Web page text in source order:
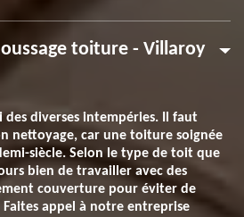
toiture - Villaroy
des diverses intempéries. Il faut
nettoyage, car une toiture soignée
siècle. Selon le type de toit que
bien de travailler avec des
couverture pour éviter de
appel à notre entreprise